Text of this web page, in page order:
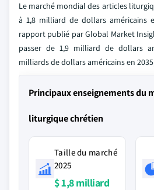
Le marché mondial des articles
à 1,8 milliard de dollars américains
rapport publié par Global Market
passer de 1,9 milliard de dollars
milliards de dollars américains en 2035,
Principaux enseignements du
liturgique chrétien
Taille du marché
2025
$ 1,8 milliard